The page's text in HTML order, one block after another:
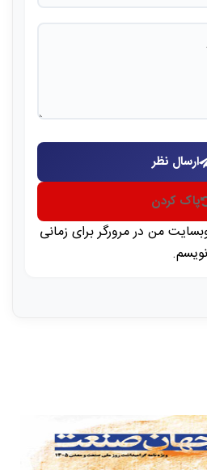
ارسال نظر
پاک کردن
من در مرورگر برای زمانی